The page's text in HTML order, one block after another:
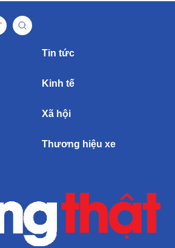
Tin tức
Kinh tế
Xã hội
Thương hiệu xe